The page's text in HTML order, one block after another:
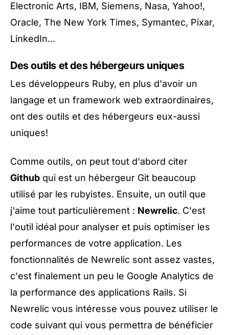
Electronic Arts, IBM, Siemens, Nasa, Yahoo!,
Oracle, The New York Times, Symantec, Pixar,
LinkedIn...
Des outils et des hébergeurs uniques
Les développeurs Ruby, en plus d'avoir un
langage et un framework web extraordinaires,
ont des outils et des hébergeurs eux-aussi
uniques!
Comme outils, on peut tout d'abord citer
Github qui est un hébergeur Git beaucoup
utilisé par les rubyistes. Ensuite, un outil que
j'aime tout particulièrement : Newrelic. C'est
l'outil idéal pour analyser et puis optimiser les
performances de votre application. Les
fonctionnalités de Newrelic sont assez vastes,
c'est finalement un peu le Google Analytics de
la performance des applications Rails. Si
Newrelic vous intéresse vous pouvez utiliser le
code suivant qui vous permettra de bénéficier